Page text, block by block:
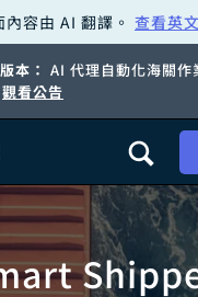
內容由 AI 翻譯。 查看英
本： AI 代理自動化海關作
觀看公告